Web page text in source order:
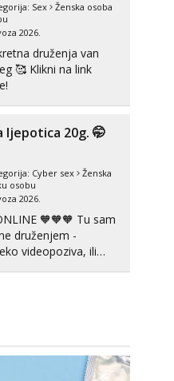
#106
min
se oslobodi
min
#128
min
se oslobodi
Sex
Ženska osoba
2026.
druženja van
link
ljepotica 20g. 🤭
Cyber sex
Ženska
osobu
2026.
🧡🧡🧡 Tu sam
druženjem -
videopoziva, ili
Radim i vruća